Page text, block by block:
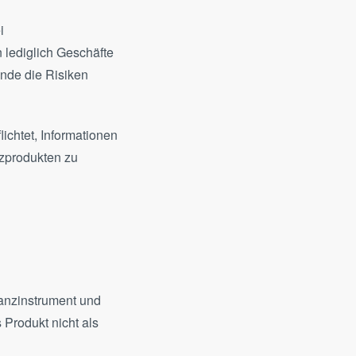
lediglich Geschäfte
die Risiken
Informationen
zu
und
nicht als